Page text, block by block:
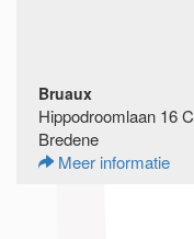
Bruaux
Hippodroomlaan 16 C
Bredene
Meer informatie